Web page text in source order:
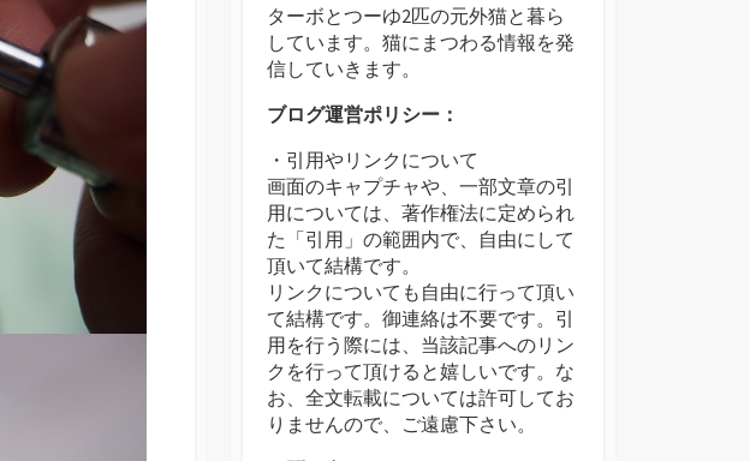
ターボとつーゆ2匹の元外猫と暮ら
しています。猫にまつわる情報を発
信していきます。
ブログ運営ポリシー：
・引用やリンクについて
画面のキャプチャや、一部文章の引
用については、著作権法に定められ
た「引用」の範囲内で、自由にして
頂いて結構です。
リンクについても自由に行って頂い
て結構です。御連絡は不要です。引
用を行う際には、当該記事へのリン
クを行って頂けると嬉しいです。な
お、全文転載については許可してお
りませんので、ご遠慮下さい。